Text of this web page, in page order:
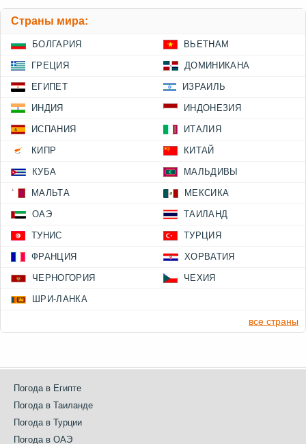
Страны мира:
БОЛГАРИЯ ВЬЕТНАМ
ГРЕЦИЯ ДОМИНИКАНА
ЕГИПЕТ ИЗРАИЛЬ
ИНДИЯ ИНДОНЕЗИЯ
ИСПАНИЯ ИТАЛИЯ
КИПР КИТАЙ
КУБА МАЛЬДИВЫ
МАЛЬТА МЕКСИКА
ОАЭ ТАИЛАНД
ТУНИС ТУРЦИЯ
ФРАНЦИЯ ХОРВАТИЯ
ЧЕРНОГОРИЯ ЧЕХИЯ
ШРИ-ЛАНКА
все страны
Погода в Египте
Погода в Таиланде
Погода в Турции
Погода в ОАЭ